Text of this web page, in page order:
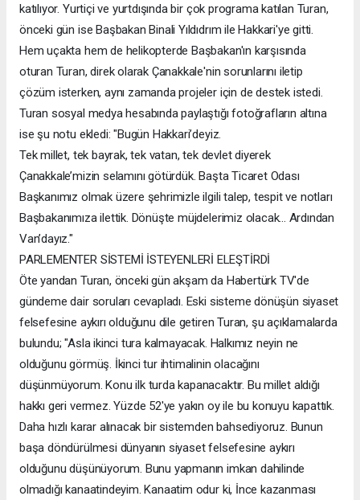
katılıyor. Yurtiçi ve yurtdışında bir çok programa katılan Turan,
önceki gün ise Başbakan Binali Yıldıdrım ile Hakkari'ye gitti.
Hem uçakta hem de helikopterde Başbakan'ın karşısında
oturan Turan, direk olarak Çanakkale'nin sorunlarını iletip
çözüm isterken, aynı zamanda projeler için de destek istedi.
Turan sosyal medya hesabında paylaştığı fotoğrafların altına
ise şu notu ekledi: "Bugün Hakkari’deyiz.
Tek millet, tek bayrak, tek vatan, tek devlet diyerek
Çanakkale’mizin selamını götürdük. Başta Ticaret Odası
Başkanımız olmak üzere şehrimizle ilgili talep, tespit ve notları
Başbakanımıza ilettik. Dönüşte müjdelerimiz olacak... Ardından
Van’dayız."
PARLEMENTER SİSTEMİ İSTEYENLERİ ELEŞTİRDİ
Öte yandan Turan, önceki gün akşam da Habertürk TV'de
gündeme dair soruları cevapladı. Eski sisteme dönüşün siyaset
felsefesine aykırı olduğunu dile getiren Turan, şu açıklamalarda
bulundu; "Asla ikinci tura kalmayacak. Halkımız neyin ne
olduğunu görmüş. İkinci tur ihtimalinin olacağını
düşünmüyorum. Konu ilk turda kapanacaktır. Bu millet aldığı
hakkı geri vermez. Yüzde 52'ye yakın oy ile bu konuyu kapattık.
Daha hızlı karar alınacak bir sistemden bahsediyoruz. Bunun
başa döndürülmesi dünyanın siyaset felsefesine aykırı
olduğunu düşünüyorum. Bunu yapmanın imkan dahilinde
olmadığı kanaatindeyim. Kanaatim odur ki, İnce kazanması